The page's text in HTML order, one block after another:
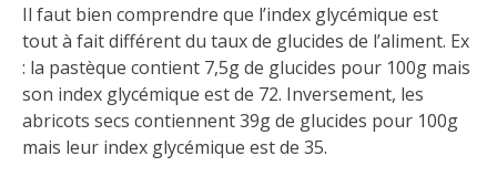
Il faut bien comprendre que l’index glycémique est
tout à fait différent du taux de glucides de l’aliment. Ex
: la pastèque contient 7,5g de glucides pour 100g mais
son index glycémique est de 72. Inversement, les
abricots secs contiennent 39g de glucides pour 100g
mais leur index glycémique est de 35.